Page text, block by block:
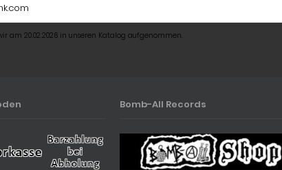
am 20.02.2026 in unseren Katalog aufgenommen.
Bomb-All Records